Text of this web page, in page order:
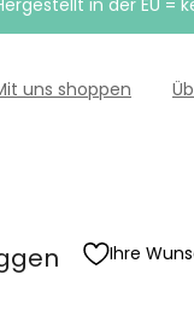
in der EU =
uns shoppen
Ihre